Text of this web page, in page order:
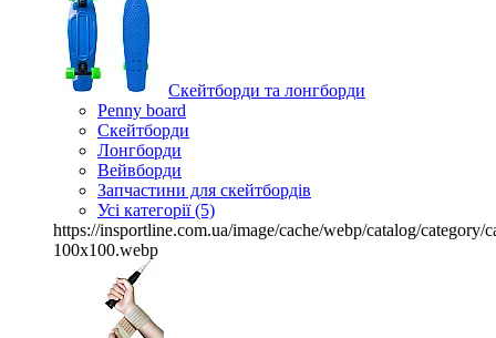
Скейтборди та лонгборди
Penny board
Скейтборди
Лонгборди
Вейвборди
Запчастини для скейтбордів
Усі категорії (5)
https://insportline.com.ua/image/cache/webp/catalog/category/
100x100.webp